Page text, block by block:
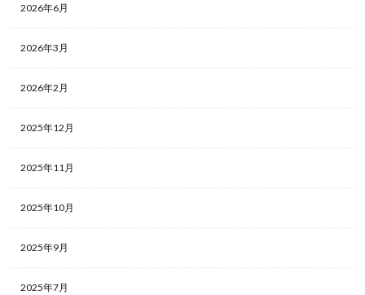
2026年6月
2026年3月
2026年2月
2025年12月
2025年11月
2025年10月
2025年9月
2025年7月